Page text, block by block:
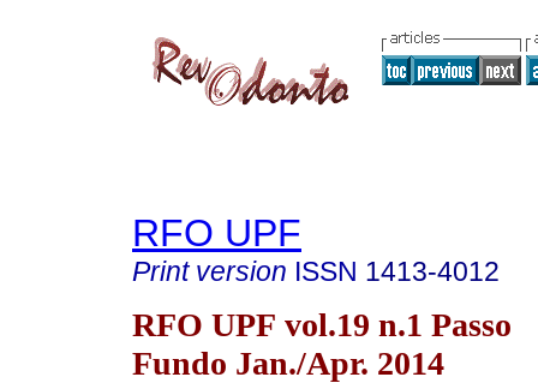
RFO UPF
Print version ISSN 1413-4012
RFO UPF vol.19 n.1 Passo
Fundo Jan./Apr. 2014